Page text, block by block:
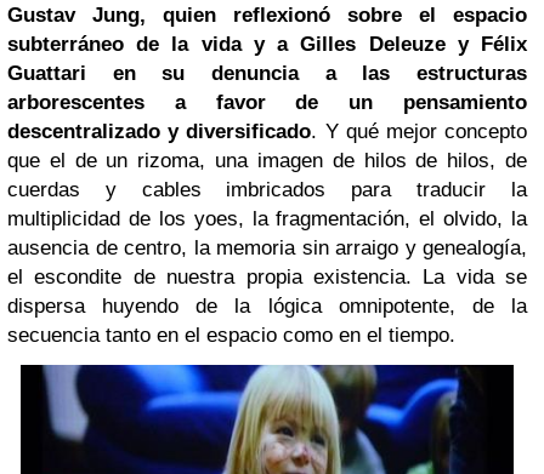
Gustav Jung, quien reflexionó sobre el espacio
subterráneo de la vida y aGilles Deleuzey Félix
Guattari en su denuncia a las estructuras
arborescentes a favor de un pensamiento
descentralizado y diversificado. Y qué mejor concepto
que el de un rizoma, una imagen de hilos de hilos, de
cuerdas y cables imbricados para traducir la
multiplicidad de los yoes, la fragmentación, el olvido, la
ausencia de centro, la memoria sin arraigo y genealogía,
el escondite de nuestra propia existencia. La vida se
dispersa huyendo de la lógica omnipotente, de la
secuencia tanto en el espacio como en el tiempo.